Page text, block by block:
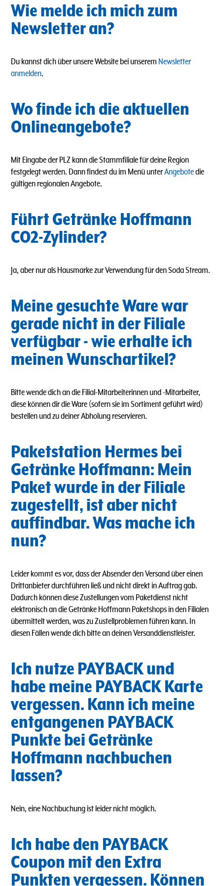
Wie melde ich mich zum
Newsletter an?
Du kannst dich über unsere Website bei unserem Newsletter
anmelden.
Wo finde ich die aktuellen
Onlineangebote?
Mit Eingabe der PLZ kann die Stammfiliale für deine Region
festgelegt werden. Dann findest du im Menü unterAngebotedie
gültigen regionalen Angebote.
Führt Getränke Hoffmann
CO2-Zylinder?
Ja, aber nur als Hausmarke zur Verwendung für den Soda Stream.
Meine gesuchte Ware war
gerade nicht in der Filiale
verfügbar - wie erhalte ich
meinen Wunschartikel?
Bitte wende dich an die Filial-Mitarbeiterinnen und -Mitarbeiter,
diese können dir die Ware (sofern sie im Sortiment geführt wird)
bestellen und zu deiner Abholung reservieren.
Paketstation Hermes bei
Getränke Hoffmann: Mein
Paket wurde in der Filiale
zugestellt, ist aber nicht
auffindbar. Was mache ich
nun?
Leider kommt es vor, dass der Absender den Versand über einen
Drittanbieter durchführen ließ und nicht direkt in Auftrag gab.
Dadurch können diese Zustellungen vom Paketdienst nicht
elektronisch an die Getränke Hoffmann Paketshops in den Filialen
übermittelt werden, was zu Zustellproblemen führen kann. In
diesen Fällen wende dich bitte an deinen Versanddienstleister.
Ich nutze PAYBACK und
habe meine PAYBACK Karte
vergessen. Kann ich meine
entgangenen PAYBACK
Punkte bei Getränke
Hoffmann nachbuchen
lassen?
Nein, eine Nachbuchung ist leider nicht möglich.
Ich habe den PAYBACK
Coupon mit den Extra
Punkten vergessen. Können